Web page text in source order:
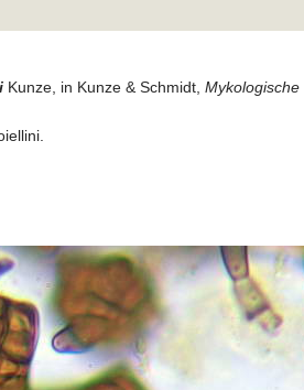
Kunze, in Kunze & Schmidt, Mykologische